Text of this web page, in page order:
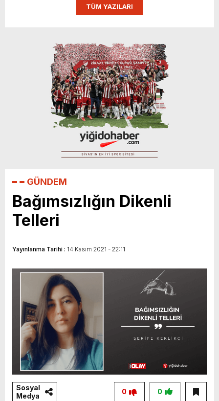
İHA yarışmasında finalde
TÜM YAZILARI
GÜNDEM
Bağımsızlığın Dikenli
Telleri
Yayınlanma Tarihi : 14 Kasım 2021 - 22:11
Sosyal
Medya
0
0